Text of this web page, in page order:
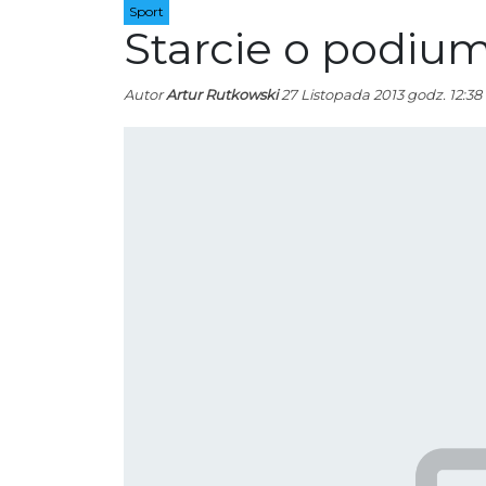
Sport
Starcie o
AutorArtur Rutkowski27 Listopada 2013 godz. 12:38